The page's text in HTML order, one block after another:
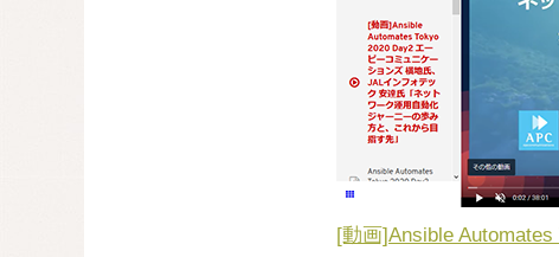
[動画]Ansible